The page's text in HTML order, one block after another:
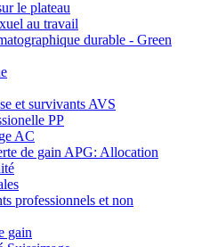
le plateau
au travail
durable - Green
et survivants AVS
PP
AC
de gain APG: Allocation
professionnels et non
gain